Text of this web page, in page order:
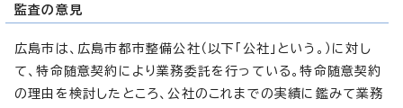
監査の意見
広島市は、広島市都市整備公社（以下「公社」という。）に対し
て、特命随意契約により業務委託を行っている。特命随意契約
の理由を検討したところ、公社のこれまでの実績に鑑みて業務